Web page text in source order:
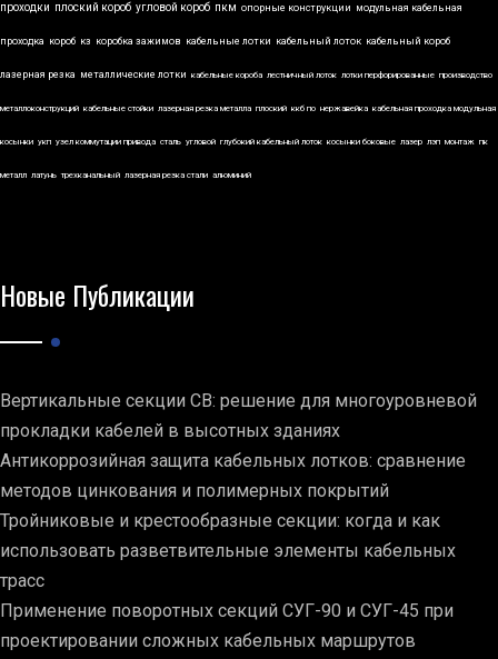
проходки плоский короб угловой короб пкм опорные конструкции модульная кабельная
проходка короб кз коробка зажимов кабельные лотки кабельный лоток кабельный короб
лазерная резка металлические лотки кабельные короба лестничный лоток лотки перфорированные производство
металлоконструкций кабельные стойки лазерная резка металла плоский ккб по нержавейка кабельная проходка модульная
косынки укп узел коммутации привода сталь угловой глубокий кабельный лоток косынки боковые лазер лэп монтаж пк
металл латунь трехканальный лазерная резка стали алюминий
Новые Публикации
Вертикальные секции СВ: решение для многоуровневой
прокладки кабелей в высотных зданиях
Антикоррозийная защита кабельных лотков: сравнение
методов цинкования и полимерных покрытий
Тройниковые и крестообразные секции: когда и как
использовать разветвительные элементы кабельных
трасс
Применение поворотных секций СУГ-90 и СУГ-45 при
проектировании сложных кабельных маршрутов